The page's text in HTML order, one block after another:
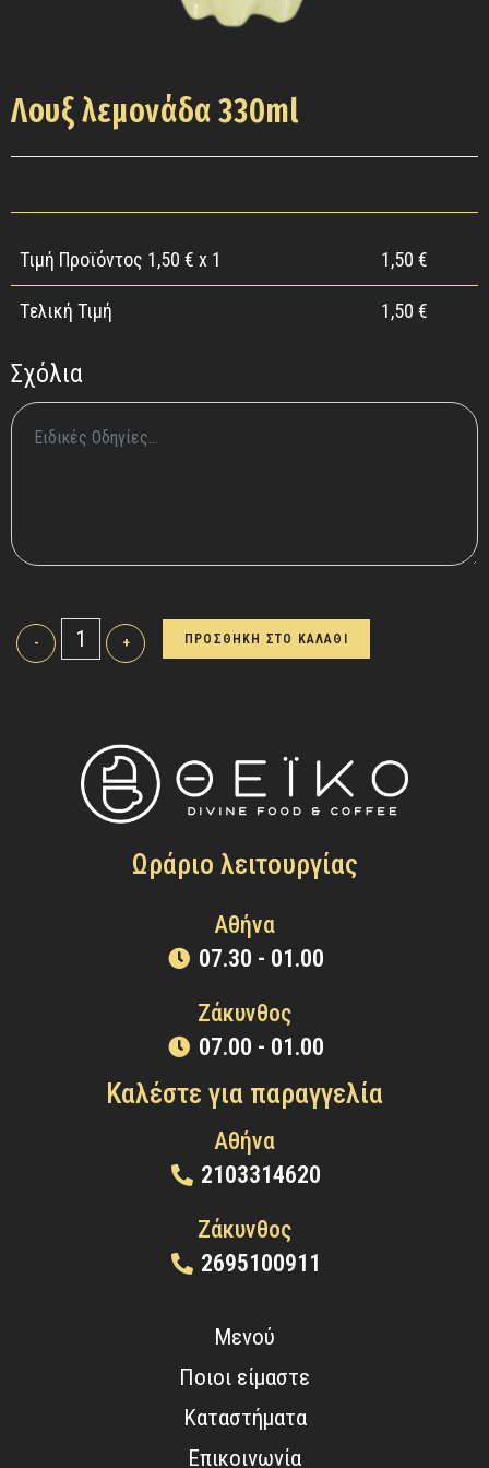
Λουξ λεμονάδα 330ml
Τιμή Προϊόντος 1,50 € x 1 1,50 €
Tελική Τιμή 1,50 €
Σχόλια
- + ΠΡΟΣΘΗΚΗ ΣΤΟ ΚΑΛΑΘΙ
Ωράριο λειτουργίας
Αθήνα
07.30 - 01.00
Ζάκυνθος
07.00 - 01.00
Καλέστε για παραγγελία
Αθήνα
2103314620
Ζάκυνθος
2695100911
Μενού
Ποιοι είμαστε
Καταστήματα
Επικοινωνία